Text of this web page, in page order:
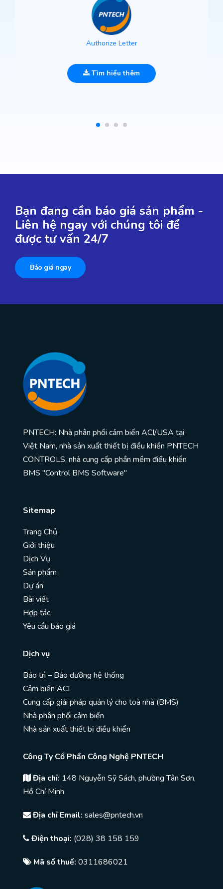
Authorize Letter
Tìm hiểu thêm
Bạn đang cần báo giá sản phẩm -
Liên hệ ngay với chúng tôi để
được tư vấn 24/7
Báo giá ngay
PNTECH: Nhà phân phối cảm biến ACI/USA tại
Việt Nam, nhà sản xuất thiết bị điều khiển PNTECH
CONTROLS, nhà cung cấp phần mềm điều khiển
BMS "Control BMS Software"
Sitemap
Trang Chủ
Giới thiệu
Dịch Vụ
Sản phẩm
Dự án
Bài viết
Hợp tác
Yêu cầu báo giá
Dịch vụ
Bảo trì – Bảo dưỡng hệ thống
Cảm biến ACI
Cung cấp giải pháp quản lý cho toà nhà (BMS)
Nhà phân phối cảm biến
Nhà sản xuất thiết bị điều khiển
Công Ty Cổ Phần Công Nghệ PNTECH
Địa chỉ: 148 Nguyễn Sỹ Sách, phường Tân Sơn,
Hồ Chí Minh
Địa chỉ Email: sales@pntech.vn
Điện thoại: (028) 38 158 159
Mã số thuế: 0311686021